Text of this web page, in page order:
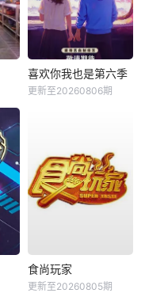
喜欢你我也是第六季
更新至20260806期
食尚玩家
更新至20260805期